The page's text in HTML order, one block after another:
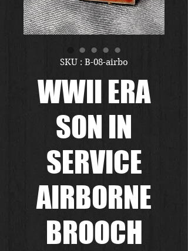
SKU : B-08-airbo
WWII ERA
SON IN
SERVICE
AIRBORNE
BROOCH